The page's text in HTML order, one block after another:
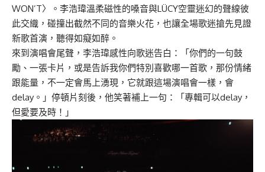
WON’T〉。李浩瑋溫柔磁性的嗓音與LÜCY空靈迷幻的聲線彼
此交織，碰撞出截然不同的音樂火花，也讓全場歌迷搶先見證
新歌首演，聽得如癡如醉。
來到演唱會尾聲，李浩瑋感性向歌迷告白：「你們的一句鼓
勵、一張卡片，或是告訴我你們特別喜歡哪一首歌，那份情緒
跟能量，不一定會馬上湧現，它就跟這場演唱會一樣，會
delay。」停頓片刻後，他笑著補上一句：「專輯可以delay，
但愛要及時！」